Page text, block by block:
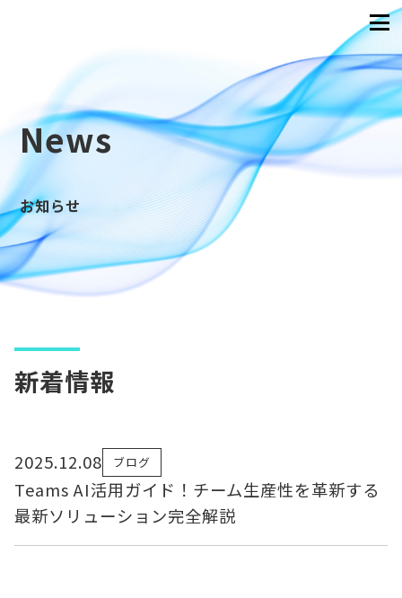
News
お知らせ
新着情報
2025.12.08 ブログ
Teams AI活用ガイド！チーム生産性を革新する
最新ソリューション完全解説